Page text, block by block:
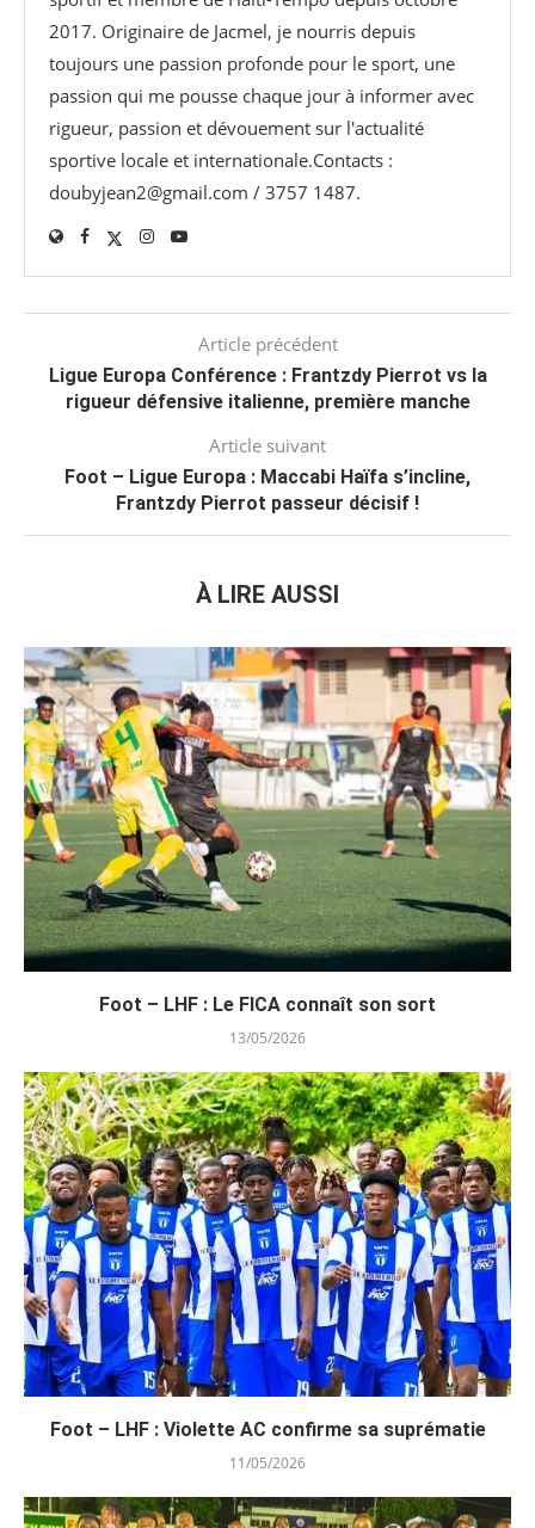
2017. Originaire de Jacmel, je nourris depuis
toujours une passion profonde pour le sport, une
passion qui me pousse chaque jour à informer avec
rigueur, passion et dévouement sur l'actualité
sportive locale et internationale.Contacts :
doubyjean2@gmail.com / 3757 1487.
Article précédent
Ligue Europa Conférence : Frantzdy Pierrot vs la
rigueur défensive italienne, première manche
Article suivant
Foot – Ligue Europa : Maccabi Haïfa s’incline,
Frantzdy Pierrot passeur décisif !
À LIRE AUSSI
Foot – LHF : Le FICA connaît son sort
13/05/2026
Foot – LHF : Violette AC confirme sa suprématie
11/05/2026